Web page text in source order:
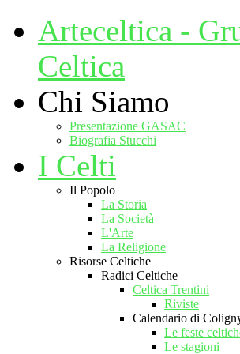
Arteceltica -
Celtica
Chi Siamo
Presentazione GASAC
Biografia Stucchi
I Celti
Il Popolo
La Storia
La Società
L'Arte
La Religione
Risorse Celtiche
Radici Celtiche
Celtica Trentini
Riviste
Calendario di
Le feste
Le stagioni